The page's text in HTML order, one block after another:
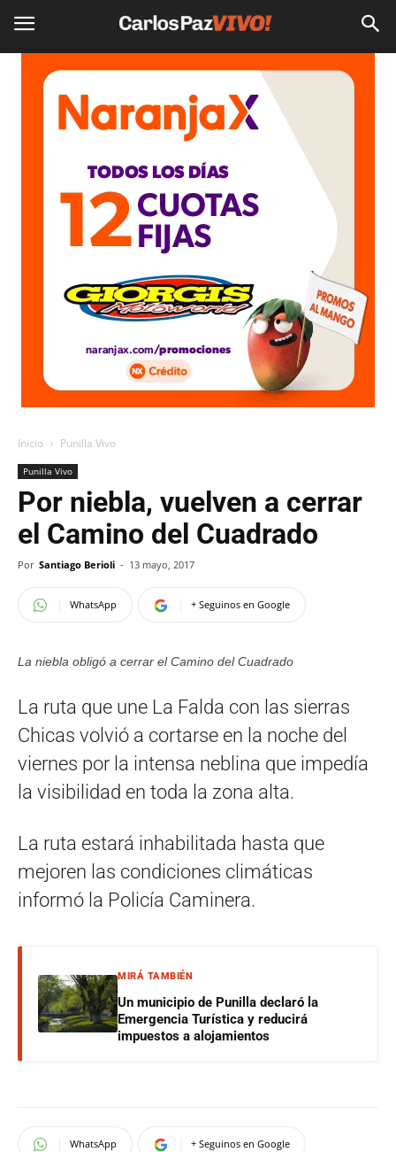
Inicio Punilla Vivo
Punilla Vivo
Por niebla, vuelven a cerrar
el Camino del Cuadrado
Por Santiago Berioli - 13 mayo, 2017
WhatsApp + Seguinos en Google
La niebla obligó a cerrar el Camino del Cuadrado
La ruta que une La Falda con las sierras
Chicas volvió a cortarse en la noche del
viernes por la intensa neblina que impedía
la visibilidad en toda la zona alta.
La ruta estará inhabilitada hasta que
mejoren las condiciones climáticas
informó la Policía Caminera.
MIRÁ TAMBIÉN
Un municipio de Punilla declaró la
Emergencia Turística y reducirá
impuestos a alojamientos
WhatsApp + Seguinos en Google